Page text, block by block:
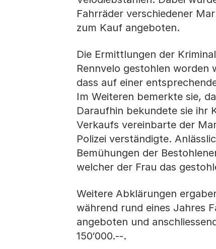
Fahrräder verschiedener
zum Kauf angeboten.
Die Ermittlungen der
Rennvelo gestohlen worden
dass auf einer
Im Weiteren bemerkte sie,
Daraufhin bekundete sie ihr
Verkaufs vereinbarte der
Polizei verständigte.
Bemühungen der
welcher der Frau das
Weitere Abklärungen
während rund eines Jahres
angeboten und
150‘000.--.